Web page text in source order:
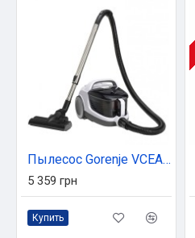
Пылесос Gorenje VCEA 02 GALWCY (VCEA02GALWCY)
5 359 грн
Купить